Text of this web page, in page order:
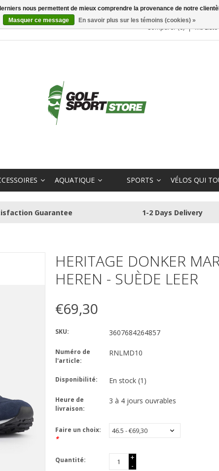
Comparer (0) Ma
AQUATIQUE SPORTS VÉLOS QUI
Guarantee 1-2 Days Delivery
HERITAGE DONKER
HEREN - SUÈDE LEER
€69,30
SKU: 3607684264857
Numéro de
l'article:
RNLMD10
Disponibilité: En stock (1)
Heure de
livraison:
3 à 4 jours ouvrables
Faire un choix:
*
Quantité:
+
-
nous permettent de mieux comprendre la provenance de notre
Masquer ce message
En savoir plus sur les témoins (cookies) »